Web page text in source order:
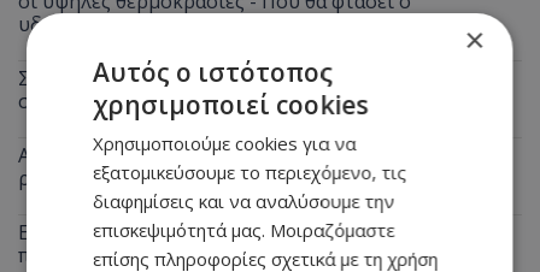
υδράργυρος
Στο Γκίνες μία Ινδή που έχει τα μακρύτερα μαλλιά
στον πλανήτη – Αγγίζουν τα 3 μέτρα
Ανεμιστήρας ή κλιματιστικό; Ποιο καίει λιγότερο
ρεύμα στον καύσωνα
Εφιάλτης για 23χρονο διανομέα στη Λεμεσό: Πήγε για
παραγγελία και έπεσε σε ληστές
×
Αυτός ο ιστότοπος
χρησιμοποιεί cookies
Χρησιμοποιούμε cookies για να
εξατομικεύσουμε το περιεχόμενο, τις
διαφημίσεις και να αναλύσουμε την
επισκεψιμότητά μας. Μοιραζόμαστε
επίσης πληροφορίες σχετικά με τη χρήση